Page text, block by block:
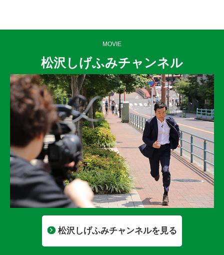
MOVIE
松沢しげふみチャンネル
松沢しげふみチャンネルを見る